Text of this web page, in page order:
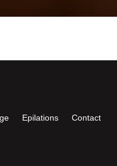
Epilations Contact